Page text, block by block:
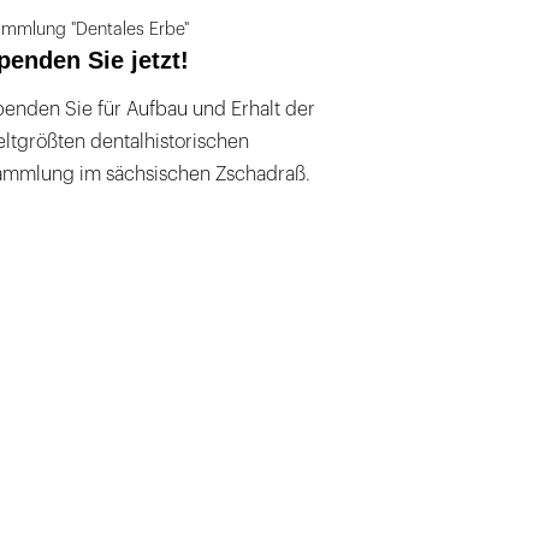
"Dentales Erbe"
Sie jetzt!
Sie für Aufbau und Erhalt der
dentalhistorischen
im sächsischen Zschadraß.